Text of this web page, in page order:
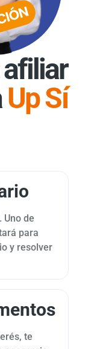
Up Sí
Uno de
para
y resolver
te